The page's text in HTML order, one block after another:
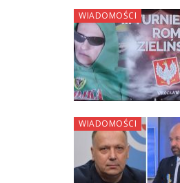
WIADOMOŚCI
WIADOMOŚCI